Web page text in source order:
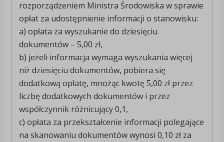
rozporządzeniem Ministra Środowiska w sprawie
opłat za udostępnienie informacji o stanowisku:
a) opłata za wyszukanie do dziesięciu
dokumentów – 5,00 zł,
b) jeżeli informacja wymaga wyszukania więcej
niż dziesięciu dokumentów, pobiera się
dodatkową opłatę, mnożąc kwotę 5,00 zł przez
liczbę dodatkowych dokumentów i przez
współczynnik różnicujący 0,1,
c) opłata za przekształcenie informacji polegające
na skanowaniu dokumentów wynosi 0,10 zł za